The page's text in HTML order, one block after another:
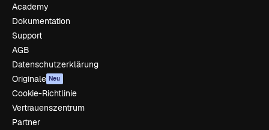
Academy
Dokumentation
Support
AGB
Datenschutzerklärung
Originale Neu
Cookie-Richtlinie
Vertrauenszentrum
Partner